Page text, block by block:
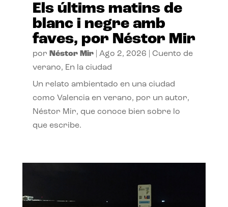
Els últims matins de
blanc i negre amb
faves, por Néstor Mir
por Néstor Mir| Ago 2, 2026
Cuento de
verano, En la ciudad
Un relato ambientado en una ciudad
como Valencia en verano, por un autor,
Néstor Mir, que conoce bien sobre lo
que escribe.